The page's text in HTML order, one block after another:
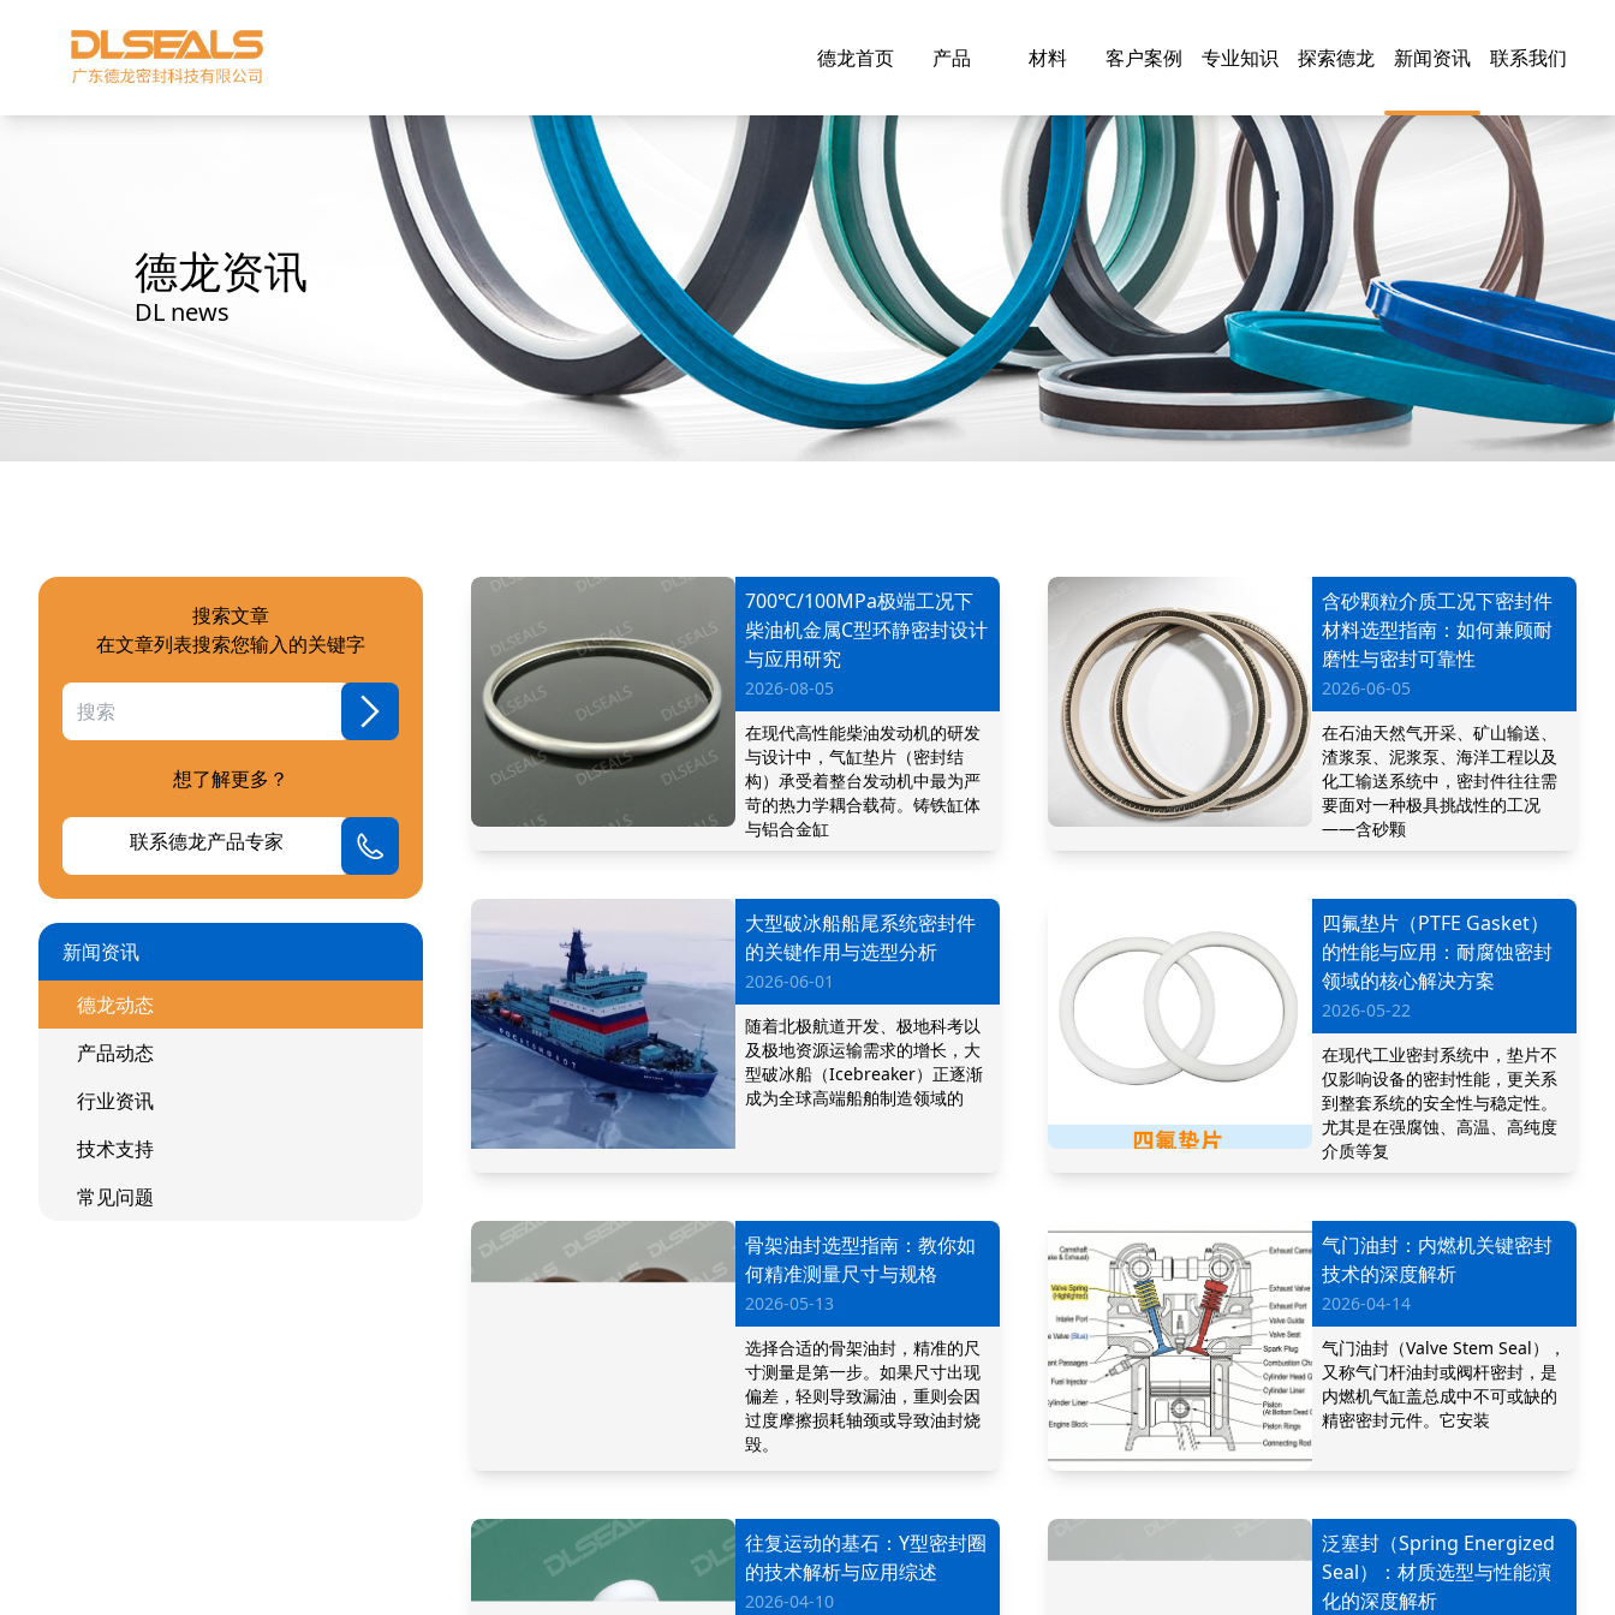
德龙首页 产品 材料 客户案例 专业知识 探索德龙 新闻资讯 联系我们
德龙资讯
DL news
搜索文章
在文章列表搜索您输入的关键字
想了解更多？
联系德龙产品专家
新闻资讯
德龙动态
产品动态
行业资讯
技术支持
常见问题
700℃/100MPa极端工况下
柴油机金属C型环静密封设计
与应用研究
2026-08-05
在现代高性能柴油发动机的研发
与设计中，气缸垫片（密封结
构）承受着整台发动机中最为严
苛的热力学耦合载荷。铸铁缸体
与铝合金缸
含砂颗粒介质工况下密封件
材料选型指南：如何兼顾耐
磨性与密封可靠性
2026-06-05
在石油天然气开采、矿山输送、
渣浆泵、泥浆泵、海洋工程以及
化工输送系统中，密封件往往需
要面对一种极具挑战性的工况
——含砂颗
大型破冰船船尾系统密封件
的关键作用与选型分析
2026-06-01
随着北极航道开发、极地科考以
及极地资源运输需求的增长，大
型破冰船（Icebreaker）正逐渐
成为全球高端船舶制造领域的
四氟垫片（PTFE Gasket）
的性能与应用：耐腐蚀密封
领域的核心解决方案
2026-05-22
在现代工业密封系统中，垫片不
仅影响设备的密封性能，更关系
到整套系统的安全性与稳定性。
尤其是在强腐蚀、高温、高纯度
介质等复
骨架油封选型指南：教你如
何精准测量尺寸与规格
2026-05-13
选择合适的骨架油封，精准的尺
寸测量是第一步。如果尺寸出现
偏差，轻则导致漏油，重则会因
过度摩擦损耗轴颈或导致油封烧
毁。
气门油封：内燃机关键密封
技术的深度解析
2026-04-14
气门油封（Valve Stem Seal），
又称气门杆油封或阀杆密封，是
内燃机气缸盖总成中不可或缺的
精密密封元件。它安装
往复运动的基石：Y型密封圈
的技术解析与应用综述
2026-04-10
泛塞封（Spring Energized
Seal）：材质选型与性能演
化的深度解析